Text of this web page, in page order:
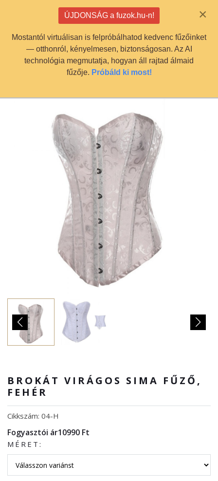
info@fuzok.hu
BROKÁT VIRÁGOS SIMA FŰZŐ,
FEHÉR
Cikkszám: 04-H
Fogyasztói ár10990 Ft
MÉRET:
×
ÚJDONSÁG a fuzok.hu-n!
Mostantól virtuálisan is felpróbálhatod kedvenc fűzőinket
— otthonról, kényelmesen, biztonságosan. Az AI
technológia megmutatja, hogyan áll rajtad álmaid
fűzője. Próbáld ki most!